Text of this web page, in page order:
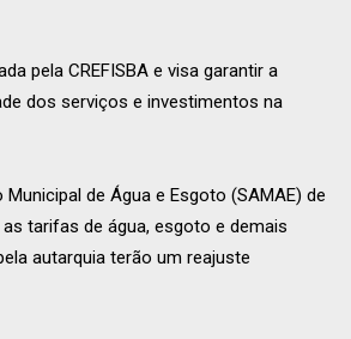
pela CREFISBA e visa garantir a
dos serviços e investimentos na
de Água e Esgoto (SAMAE) de
tarifas de água, esgoto e demais
autarquia terão um reajuste